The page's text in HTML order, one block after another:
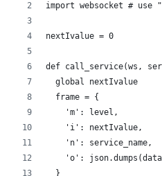
import websocket #
nextIvalue = 0
def call_service(ws,
  global nextIvalue
  frame = {
    'm': level,
    'i': nextIvalue,
    'n': service_name,
'o':
  }